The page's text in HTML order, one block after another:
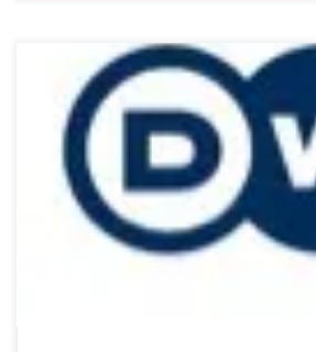
Die Unruhen im Südsudan halten seit
Hundertausende sind aus dem Land
Nachbarland Uganda. Dort stoßen
Grenzen.